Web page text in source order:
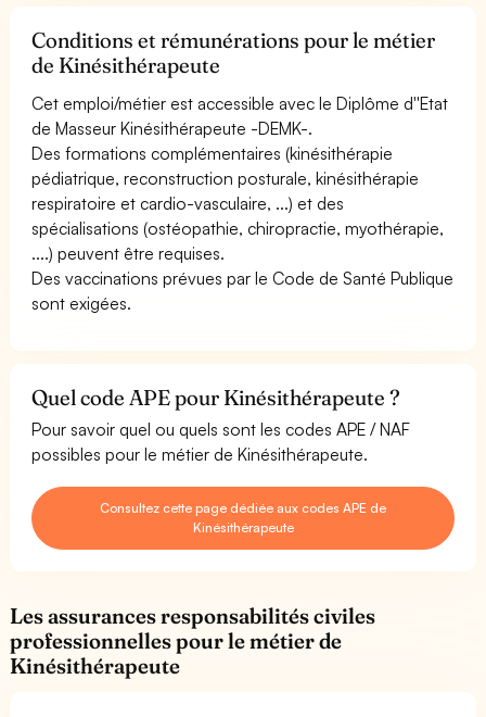
Conditions et rémunérations pour le métier
de Kinésithérapeute
Cet emploi/métier est accessible avec le Diplôme d''Etat
de Masseur Kinésithérapeute -DEMK-.
Des formations complémentaires (kinésithérapie
pédiatrique, reconstruction posturale, kinésithérapie
respiratoire et cardio-vasculaire, ...) et des
spécialisations (ostéopathie, chiropractie, myothérapie,
....) peuvent être requises.
Des vaccinations prévues par le Code de Santé Publique
sont exigées.
Quel code APE pour Kinésithérapeute ?
Pour savoir quel ou quels sont les codes APE / NAF
possibles pour le métier de Kinésithérapeute.
Consultez cette page dédiée aux codes APE de
Kinésithérapeute
Les assurances responsabilités civiles
professionnelles pour le métier de
Kinésithérapeute